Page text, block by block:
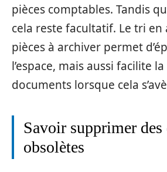
pièces comptables. Tandis
cela reste facultatif. Le tri en
pièces à archiver permet
l’espace, mais aussi facilite
documents lorsque cela
Savoir supprimer des
obsolètes